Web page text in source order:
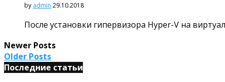
by admin 29.10.2018
После установки гипервизора Hyper-V на
Newer Posts
Older Posts
Последние статьи